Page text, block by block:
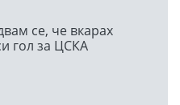
се, че вкарах
гол за ЦСКА